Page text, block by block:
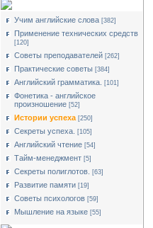
Учим английские слова [382]
Применение технических средств
[120]
Советы преподавателей [262]
Практические советы [384]
Английский грамматика. [101]
Фонетика - английское
произношение [52]
Истории успеха [250]
Секреты успеха. [105]
Английский чтение [54]
Тайм-менеджмент [5]
Секреты полиглотов. [63]
Развитие памяти [19]
Советы психологов [59]
Мышление на языке [55]